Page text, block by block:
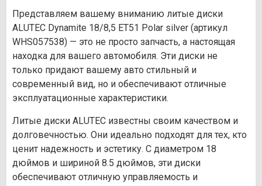
Представляем вашему вниманию литые диски
ALUTEC Dynamite 18/8,5 ET51 Polar silver (артикул
WHS057538) — это не просто запчасть, а настоящая
находка для вашего автомобиля. Эти диски не
только придают вашему авто стильный и
современный вид, но и обеспечивают отличные
эксплуатационные характеристики.
Литые диски ALUTEC известны своим качеством и
долговечностью. Они идеально подходят для тех, кто
ценит надежность и эстетику. С диаметром 18
дюймов и шириной 8.5 дюймов, эти диски
обеспечивают отличную управляемость и